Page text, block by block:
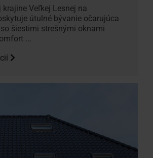
krajine Veľkej Lesnej na
útulné bývanie očarujúca
šiestimi strešnými oknami
...